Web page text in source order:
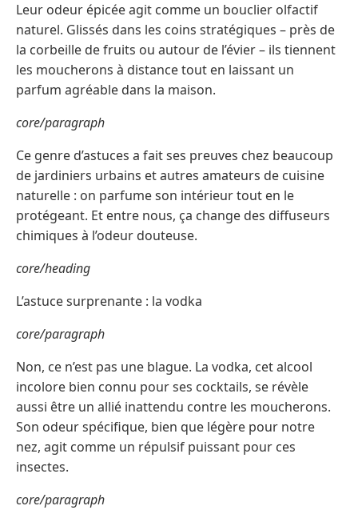
Leur odeur épicée agit comme un bouclier olfactif
naturel. Glissés dans les coins stratégiques – près de
la corbeille de fruits ou autour de l’évier – ils tiennent
les moucherons à distance tout en laissant un
parfum agréable dans la maison.
core/paragraph
Ce genre d’astuces a fait ses preuves chez beaucoup
de jardiniers urbains et autres amateurs de cuisine
naturelle : on parfume son intérieur tout en le
protégeant. Et entre nous, ça change des diffuseurs
chimiques à l’odeur douteuse.
core/heading
L’astuce surprenante : la vodka
core/paragraph
Non, ce n’est pas une blague. La vodka, cet alcool
incolore bien connu pour ses cocktails, se révèle
aussi être un allié inattendu contre les moucherons.
Son odeur spécifique, bien que légère pour notre
nez, agit comme un répulsif puissant pour ces
insectes.
core/paragraph